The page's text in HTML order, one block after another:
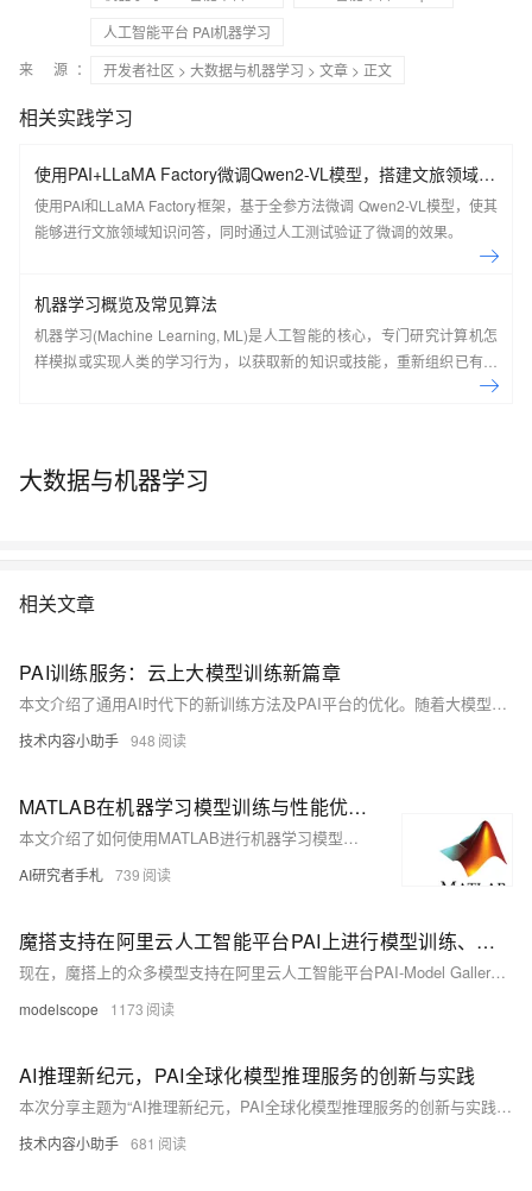
人工智能平台 PAI机器学习
来 源：
开发者社区 > 大数据与机器学习 > 文章 > 正文
相关实践学习
使用PAI+LLaMA Factory微调Qwen2-VL模型，搭建文旅领域知
识问答机器人
使用PAI和LLaMA Factory框架，基于全参方法微调 Qwen2-VL模型，使其
能够进行文旅领域知识问答，同时通过人工测试验证了微调的效果。
机器学习概览及常见算法
机器学习(Machine Learning, ML)是人工智能的核心，专门研究计算机怎
样模拟或实现人类的学习行为，以获取新的知识或技能，重新组织已有的
知识结构使之不断改善自身的性能，它是使计算机具有智能的根本途径，
大数据与机器学习
相关文章
PAI训练服务：云上大模型训练新篇章
本文介绍了通用AI时代下的新训练方法及PAI平台的优化。随着大模型时代的到来，算力需求激增，硬件和网络通信成为瓶颈。PAI平台通过自动容错、3D健康检测等技术确保训练稳定性；通过资源配额、智能调度等提高性价比；并推出PAI-TorchAcc和PAI-ChatLearn两大引擎，分别实现高效训练加速和灵活的对齐训练，显著提升训练性能与效果。这些改进解决了大规模AI训练中的关键问题，提升了效率和稳定性。
技术内容小助手 948
MATLAB在机器学习模型训练与性能优化中的应用探讨
本文介绍了如何使用MATLAB进行机器学习模型的训练与优化。MATLAB作为强大的科学计算工具，提供了丰富的函数库和工具箱，简化了数据预处理、模型选择、训练及评估的过程。文章详细讲解了从数据准备到模型优化的各个步骤，并通过代码实例展示了SVM等模型的应用。此外，还探讨了超参数调优、特征选择、模型集成等优化方法，以及深度学习与传统机器学习的结合。最后，介绍了模型部署和并行计算技巧，帮助用户高效构建和优化机器学习模型。
AI研究者手札 739
魔搭支持在阿里云人工智能平台PAI上进行模型训练、部署了！
现在，魔搭上的众多模型支持在阿里云人工智能平台PAI-Model Gallery上使用阿里云算力资源进行模型训练和部署啦！
modelscope 1173
AI推理新纪元，PAI全球化模型推理服务的创新与实践
本次分享主题为“AI推理新纪元，PAI全球化模型推理服务的创新与实践”，由阿里云高级产品经理李林杨主讲。内容涵盖生成式AI时代推理服务的变化与挑战、play IM核心引擎的优势及ES专属网关的应用。通过LM智能路由、多模态异步生成等技术，PAI平台实现了30%以上的成本降低和显著性能提升，确保全球客户的业务稳定运行并支持异地容灾，目前已覆盖16个地域，拥有10万张显卡的推理集群。
技术内容小助手 681